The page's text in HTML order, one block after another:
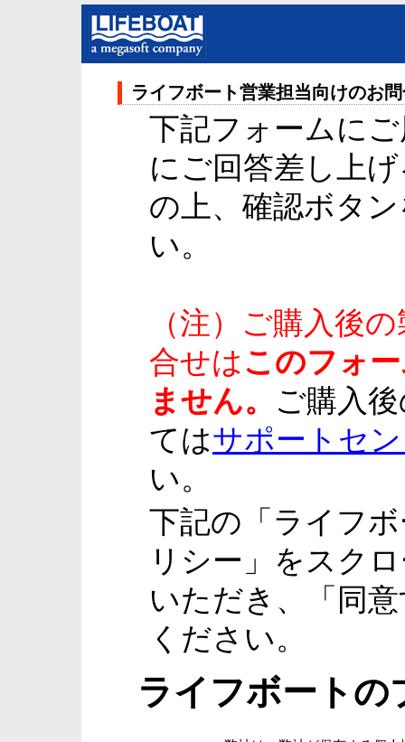
ライフボート営業担当向けのお
下記フォームに
にご回答差し上
の上、確認ボタ
い。
（注）ご購入後
合せはこのフォ
ません。
ご購入
てはサポートセ
い。
下記の「ライフ
リシー」をスク
いただき、「同
ください。
ライフボートの